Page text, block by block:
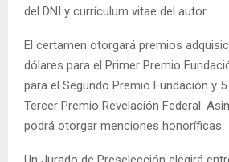
del DNI y currículum vitae del autor.
El certamen otorgará premios
dólares para el Primer Premio
para el Segundo Premio Fundación y
Tercer Premio Revelación Federal.
podrá otorgar menciones honoríficas.